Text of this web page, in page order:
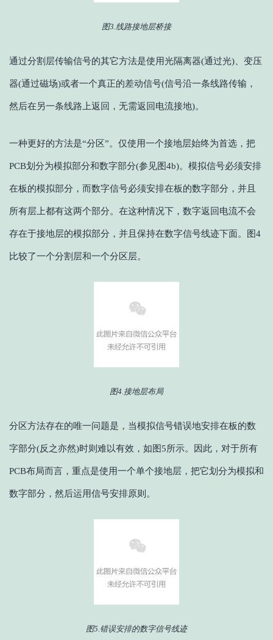
图3.线路接地层桥接
通过分割层传输信号的其它方法是使用光隔离器(通过光)、变压
器(通过磁场)或者一个真正的差动信号(信号沿一条线路传输，
然后在另一条线路上返回，无需返回电流接地)。
一种更好的方法是“分区”。仅使用一个接地层始终为首选，把
PCB划分为模拟部分和数字部分(参见图4b)。模拟信号必须安排
在板的模拟部分，而数字信号必须安排在板的数字部分，并且
所有层上都有这两个部分。在这种情况下，数字返回电流不会
存在于接地层的模拟部分，并且保持在数字信号线迹下面。图4
比较了一个分割层和一个分区层。
图4.接地层布局
分区方法存在的唯一问题是，当模拟信号错误地安排在板的数
字部分(反之亦然)时则难以有效，如图5所示。因此，对于所有
PCB布局而言，重点是使用一个单个接地层，把它划分为模拟和
数字部分，然后运用信号安排原则。
图5.错误安排的数字信号线迹